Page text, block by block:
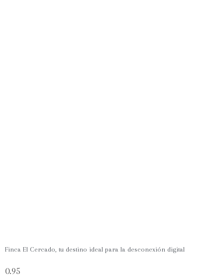
Finca El Cercado, tu destino ideal para la desconexión digital